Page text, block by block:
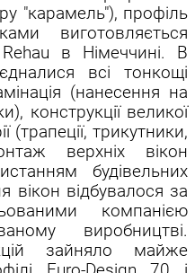
"карамель"), профіль
виготовляється
в Німеччині. В
всі тонкощі
(нанесення на
конструкції великої
(трапеції, трикутники,
верхніх вікон
будівельних
вікон відбувалося за
компанією
виробництві.
зайняло майже